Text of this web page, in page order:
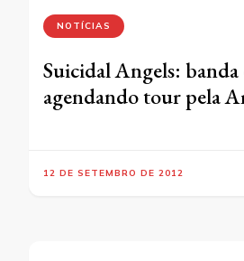
NOTÍCIAS
Suicidal Angels: banda
agendando tour pela
12 DE SETEMBRO DE 2012